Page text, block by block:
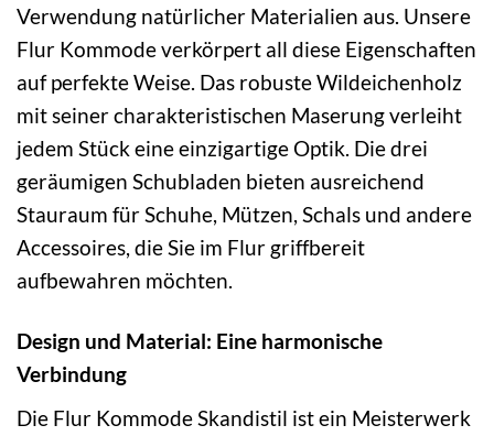
Verwendung natürlicher Materialien aus. Unsere
Flur Kommode verkörpert all diese Eigenschaften
auf perfekte Weise. Das robuste Wildeichenholz
mit seiner charakteristischen Maserung verleiht
jedem Stück eine einzigartige Optik. Die drei
geräumigen Schubladen bieten ausreichend
Stauraum für Schuhe, Mützen, Schals und andere
Accessoires, die Sie im Flur griffbereit
aufbewahren möchten.
Design und Material: Eine harmonische
Verbindung
Die Flur Kommode Skandistil ist ein Meisterwerk